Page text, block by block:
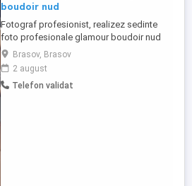
boudoir nud
Fotograf profesionist, realizez sedinte
foto profesionale glamour boudoir nud
profesionale. Fotografiile iti vor pune in
evidenta senzualitatea si vor face
diferenta pe orice site pe care le vei posta.
Editare rapida in aproximativ 48 ore.
Brasov, Brasov
2 august
Telefon validat